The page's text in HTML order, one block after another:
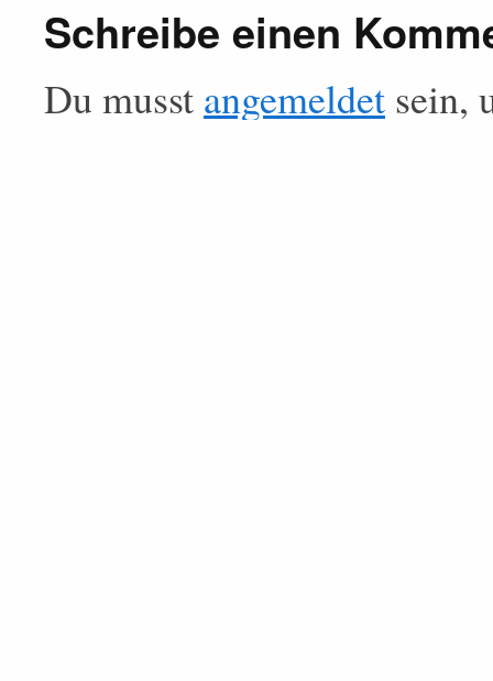
Schreibe einen
Du musst angemeldet sein,